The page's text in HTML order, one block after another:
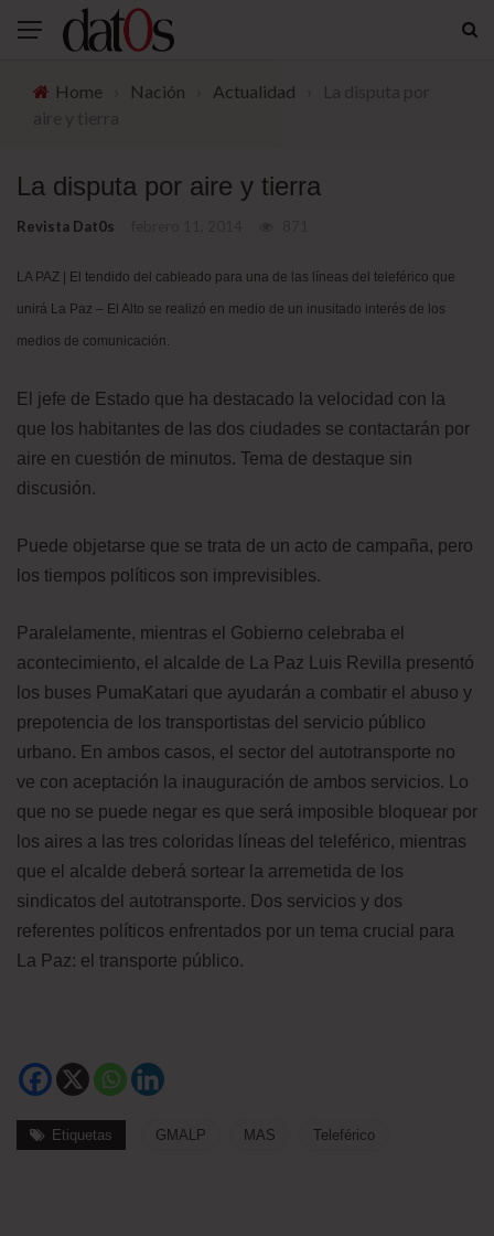
Home Nación Actualidad
La disputa por aire y tierra
Revista Dat0s
LA PAZ | El tendido del cableado para una de las líneas del teleférico que
unirá La Paz – El Alto se realizó en medio de un inusitado interés de los
medios de comunicación.
El jefe de Estado que ha destacado la velocidad con la
que los habitantes de las dos ciudades se contactarán por
aire en cuestión de minutos. Tema de destaque sin
discusión.
Puede objetarse que se trata de un acto de campaña, pero
los tiempos políticos son imprevisibles.
Paralelamente, mientras el Gobierno celebraba el
acontecimiento, el alcalde de La Paz Luis Revilla presentó
los buses PumaKatari que ayudarán a combatir el abuso y
prepotencia de los transportistas del servicio público
urbano. En ambos casos, el sector del autotransporte no
ve con aceptación la inauguración de ambos servicios. Lo
que no se puede negar es que será imposible bloquear por
los aires a las tres coloridas líneas del teleférico, mientras
que el alcalde deberá sortear la arremetida de los
sindicatos del autotransporte. Dos servicios y dos
referentes políticos enfrentados por un tema crucial para
La Paz: el transporte público.
Etiquetas GMALP MAS Teleférico